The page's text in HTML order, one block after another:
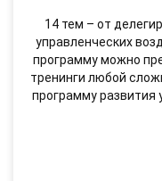
14 тем – от
управленческих
программу можно
тренинги любой
программу развития